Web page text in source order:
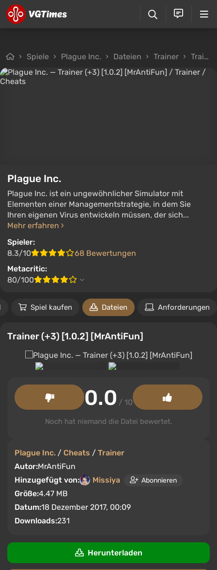
Spiele Plague Inc. Dateien Trainer Trainer (+3) [1.0.2] [MrAntiFun]
Plague Inc.
Plague Inc. ist ein ungewöhnlicher Simulator mit
Elementen einer Managementstrategie, in dem Sie
Ihren eigenen Virus entwickeln müssen, der sich...
Mehr erfahren
Spieler:
8.3/10
68 Bewertungen
Metacritic:
80/100
Spiel kaufen Dateien Anforderungen
Trainer (+3) [1.0.2] [MrAntiFun]
Plague Inc. / Cheats / Trainer
Autor:MrAntiFun
Hinzugefügt von:
Missiya Abonnieren
Größe:4.47 MB
Datum:18 Dezember 2017, 00:09
Downloads:231
0.0 / 10
Noch hat niemand die Datei bewertet.
Herunterladen